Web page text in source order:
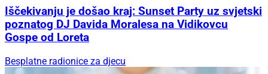
Iščekivanju je došao kraj: Sunset Party uz svjetski
poznatog DJ Davida Moralesa na Vidikovcu
Gospe od Loreta
Besplatne radionice za djecu